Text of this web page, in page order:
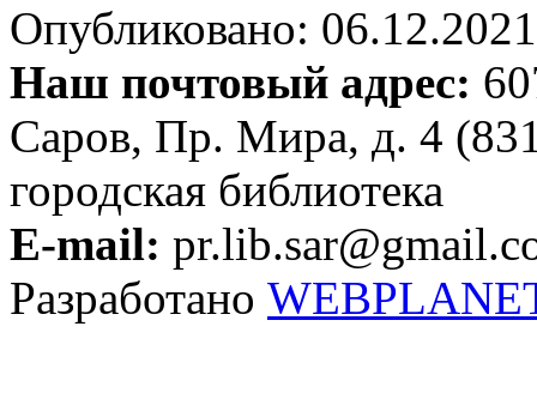
Опубликовано:
Наш почтовый адрес:
Саров, Пр. Мира, д. 4
городская библиотека
E-mail:
Разработано